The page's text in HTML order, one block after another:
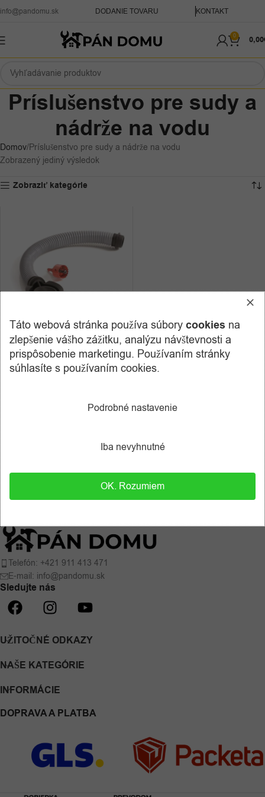
info@pandomu.sk DODANIE TOVARU KONTAKT
0 0,00
Príslušenstvo pre sudy a
nádrže na vodu
Domov Príslušenstvo pre sudy a nádrže na vodu
Zobrazený jediný výsledok
Zobraziť kategórie
Pripojovacia hadica k sudu na
dažďovú vodu + príslušenstvo
Sudy a nádrže na vodu,
s DPH
Telefón: +421 911 413 471
E-mail: info@pandomu.sk
Sledujte nás
UŽITOČNÉ ODKAZY
NAŠE KATEGÓRIE
INFORMÁCIE
DOPRAVA A PLATBA
Táto webová stránka používa súbory cookies na
zlepšenie vášho zážitku, analýzu návštevnosti a
prispôsobenie marketingu. Používaním stránky
súhlasíte s používaním cookies.
Podrobné nastavenie
Iba nevyhnutné
OK. Rozumiem